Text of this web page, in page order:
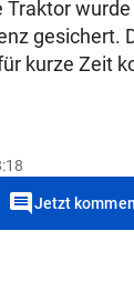
Traktor
gesichert.
kurze Zeit
commentJetzt